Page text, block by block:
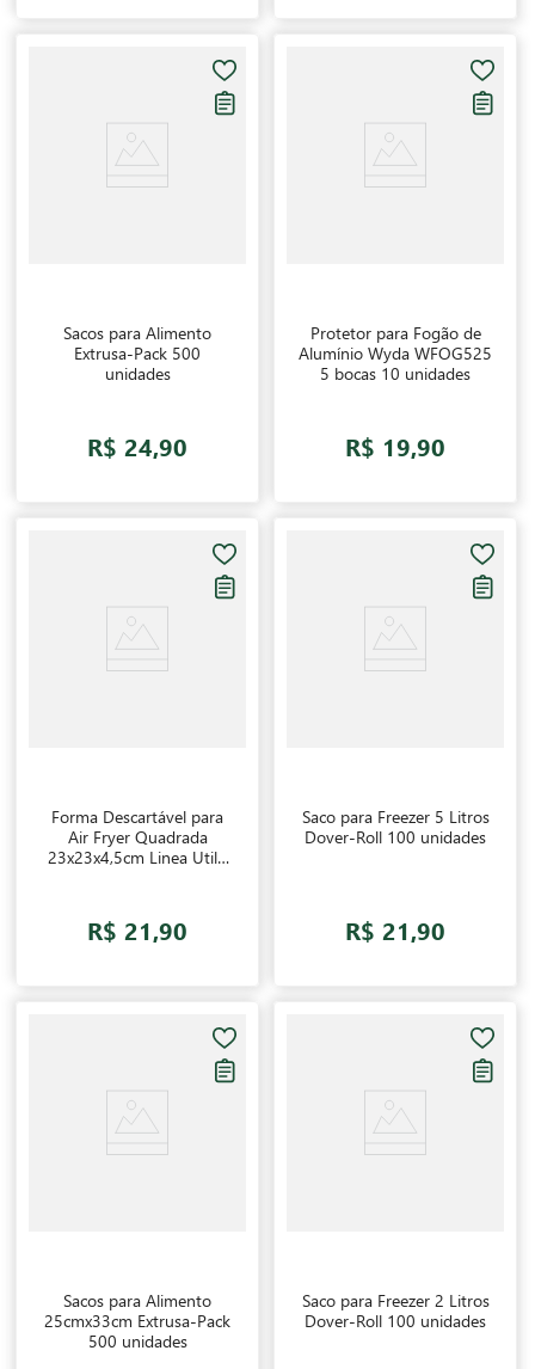
Sacos para Alimento
Extrusa-Pack 500
unidades
R$ 24,90
Protetor para Fogão de
Alumínio Wyda WFOG525
5 bocas 10 unidades
R$ 19,90
Forma Descartável para
Air Fryer Quadrada
23x23x4,5cm Linea Utilo
R$ 21,90
Saco para Freezer 5 Litros
Dover-Roll 100 unidades
R$ 21,90
Sacos para Alimento
25cmx33cm Extrusa-Pack
500 unidades
Saco para Freezer 2 Litros
Dover-Roll 100 unidades